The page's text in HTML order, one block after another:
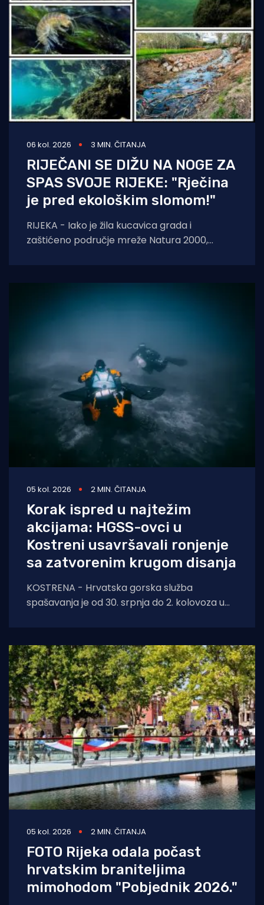
06 kol. 2026 3 MIN. ČITANJA
RIJEČANI SE DIŽU NA NOGE ZA
SPAS SVOJE RIJEKE: "Rječina
je pred ekološkim slomom!"
RIJEKA - Iako je žila kucavica grada i
zaštićeno područje mreže Natura 2000,
05 kol. 2026 2 MIN. ČITANJA
Korak ispred u najtežim
akcijama: HGSS-ovci u
Kostreni usavršavali ronjenje
sa zatvorenim krugom disanja
KOSTRENA - Hrvatska gorska služba
spašavanja je od 30. srpnja do 2. kolovoza u
05 kol. 2026 2 MIN. ČITANJA
FOTO Rijeka odala počast
hrvatskim braniteljima
mimohodom "Pobjednik 2026."